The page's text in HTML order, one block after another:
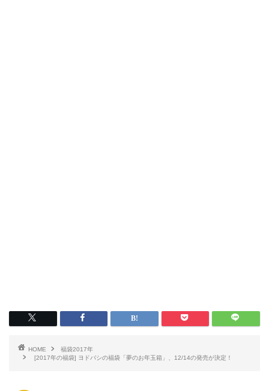
HOME
福袋2017年
[2017年の福袋] ヨドバシの福袋「夢のお年玉箱」、12/14の発売が決定！